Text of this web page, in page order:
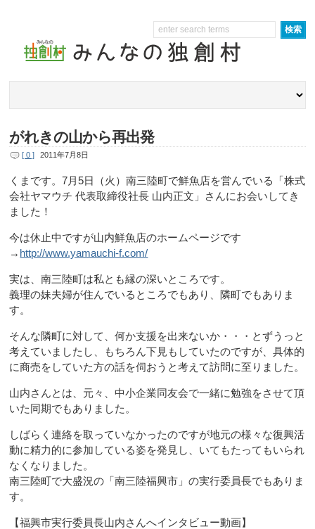
がれきの山から再出発
[ 0 ] 2011年7月8日
くまです。7月5日（火）南三陸町で鮮魚店を営んでいる「株式
会社ヤマウチ 代表取締役社長 山内正文」さんにお会いしてき
ました！
今は休止中ですが山内鮮魚店のホームページです
→ http://www.yamauchi-f.com/
実は、南三陸町は私とも縁の深いところです。
義理の妹夫婦が住んでいるところでもあり、隣町でもありま
す。
そんな隣町に対して、何か支援を出来ないか・・・とずうっと
考えていましたし、もちろん下見もしていたのですが、具体的
に商売をしていた方の話を伺おうと考えて訪問に至りました。
山内さんとは、元々、中小企業同友会で一緒に勉強をさせて頂
いた同期でもありました。
しばらく連絡を取っていなかったのですが地元の様々な復興活
動に精力的に参加している姿を発見し、いてもたってもいられ
なくなりました。
南三陸町で大盛況の「南三陸福興市」の実行委員長でもありま
す。
【福興市実行委員長山内さんへインタビュー動画】